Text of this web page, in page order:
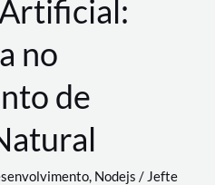
no
de
, Nodejs / Jefte